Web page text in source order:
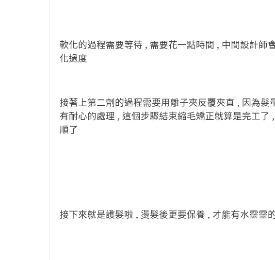
軟化的過程需要等待 , 需要花一點時間 , 中間設計師
化過度
接著上第二劑的過程需要用離子夾反覆夾直 , 因為髮
有耐心的處理 , 這個步驟結束縮毛矯正就算是完工了
順了
接下來就是護髮啦 , 燙髮後更要保養 , 才能有水靈靈